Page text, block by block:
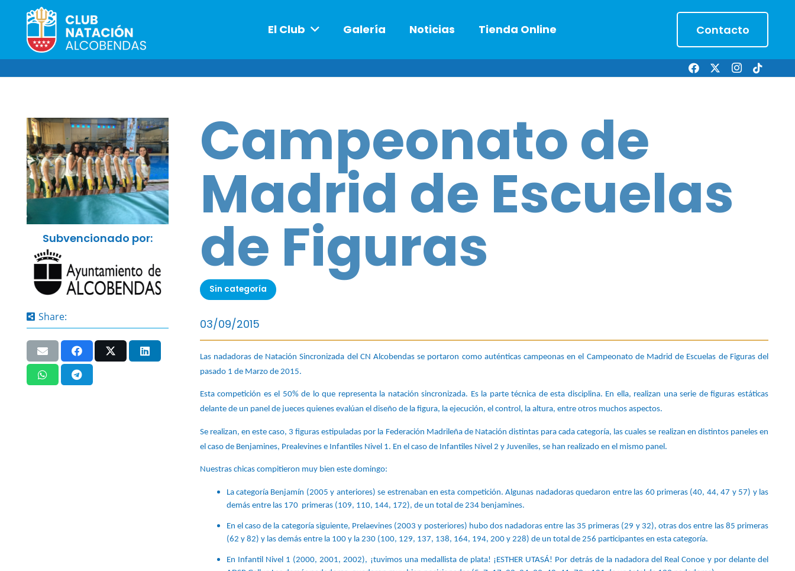
El Club Galería Noticias Tienda Online Contacto
Subvencionado por:
Share:
Campeonato de
Madrid de Escuelas
de Figuras
Sin categoría
03/09/2015
Las nadadoras de Natación Sincronizada del CN Alcobendas se portaron como auténticas campeonas en el Campeonato de Madrid de Escuelas de Figuras del
pasado 1 de Marzo de 2015.
Esta competición es el 50% de lo que representa la natación sincronizada. Es la parte técnica de esta disciplina. En ella, realizan una serie de figuras estáticas
delante de un panel de jueces quienes evalúan el diseño de la figura, la ejecución, el control, la altura, entre otros muchos aspectos.
Se realizan, en este caso, 3 figuras estipuladas por la Federación Madrileña de Natación distintas para cada categoría, las cuales se realizan en distintos paneles en
el caso de Benjamines, Prealevines e Infantiles Nivel 1. En el caso de Infantiles Nivel 2 y Juveniles, se han realizado en el mismo panel.
Nuestras chicas compitieron muy bien este domingo:
La categoría Benjamín (2005 y anteriores) se estrenaban en esta competición. Algunas nadadoras quedaron entre las 60 primeras (40, 44, 47 y 57) y las
demás entre las 170  primeras (109, 110, 144, 172), de un total de 234 benjamines.
En el caso de la categoría siguiente, Prelaevines (2003 y posteriores) hubo dos nadadoras entre las 35 primeras (29 y 32), otras dos entre las 85 primeras
(62 y 82) y las demás entre la 100 y la 230 (100, 129, 137, 138, 164, 194, 200 y 228) de un total de 256 participantes en esta categoría.
En Infantil Nivel 1 (2000, 2001, 2002), ¡tuvimos una medallista de plata! ¡ESTHER UTASÁ! Por detrás de la nadadora del Real Conoe y por delante del